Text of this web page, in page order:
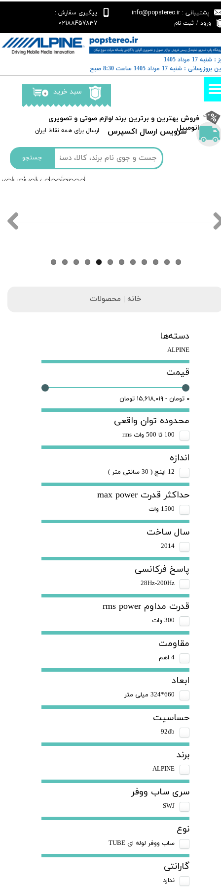
جستجو
سرویس ارسال اکسپرس ​​ارسال برای همه نقاط ایران
پشتیبانی : info@popstereo.ir
پیگیری سفارش :
02188457837
ورود / ثبت نام
حساب کاربری من
تغییر گذر واژه
سفارشات
خروج از حساب کاربری
۰ سبد خرید
​فروش بهترین و برترین برند لوازم صوتی و تصویری
اتومبیل​​​​​​​
17 مرداد 1405
: شنبه 17 مرداد 1405 ساعت 8:30 صبح
خانه | محصولات
دسته‌ها
ALPINE
قیمت
۰ تومان - ۱۵,۶۱۸,۰۱۹ تومان
محدوده توان واقعی
100 تا 500 وات rms
اندازه
12 اینچ ( 30 سانتی متر )
حداکثر قدرت max power
1500 وات
سال ساخت
2014
پاسخ فرکانسی
28Hz-200Hz
قدرت مداوم rms power
300 وات
مقاومت
4 اهم
ابعاد
660*324 میلی متر
حساسیت
92db
برند
ALPINE
سری ساب ووفر
SWJ
نوع
ساب ووفر لوله ای TUBE
گارانتی
ندارد